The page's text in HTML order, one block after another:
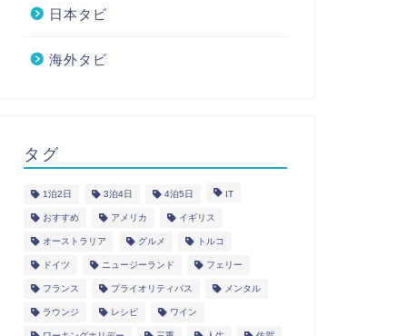
日本タビ
海外タビ
タグ
1泊2日 3泊4日 4泊5日 IT
おすすめ アメリカ イギリス
オーストラリア グルメ トルコ
ドイツ ニュージーランド フェリー
フランス プライオリティパス メンタル
ラウンジ レシピ ワイン